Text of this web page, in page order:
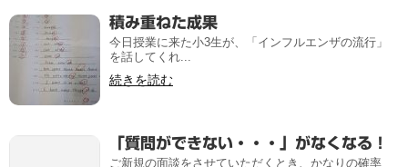
積み重ねた成果
今日授業に来た小3生が、「インフルエンザの流行」
を話してくれ...
続きを読む
「質問ができない・・・」がなくなる！
ご新規の面談をさせていただくとき、かなりの確率